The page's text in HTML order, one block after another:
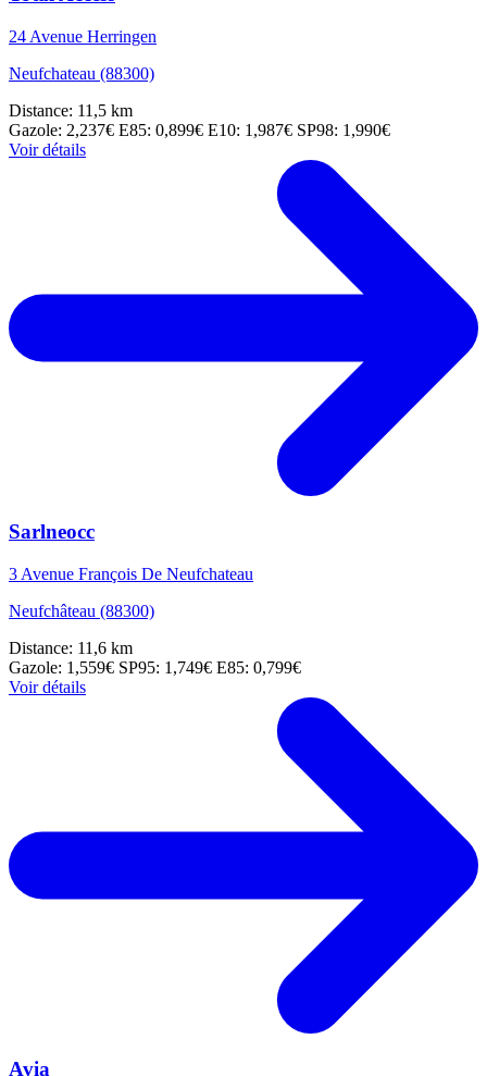
24 Avenue Herringen
Neufchateau (88300)
Distance: 11,5 km
Gazole: 2,237€ E85: 0,899€ E10: 1,987€ SP98: 1,990€
Voir détails
Sarlneocc
3 Avenue François De Neufchateau
Neufchâteau (88300)
Distance: 11,6 km
Gazole: 1,559€ SP95: 1,749€ E85: 0,799€
Voir détails
Avia